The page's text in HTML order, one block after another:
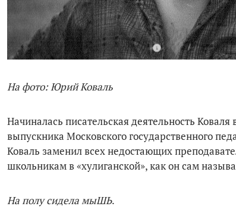
На фото: Юрий Коваль
Начиналась писательская деятельность
выпускника Московского государственного
Коваль заменил всех недостающих
школьникам в «хулиганской», как он сам
На полу сидела мыШЬ.